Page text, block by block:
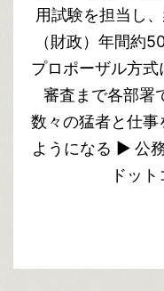
用試験を担当し
（財政）年間約
プロポーザル方
審査まで各部署
数々の猛者と仕
ようになる ▶︎ 公
ドッ